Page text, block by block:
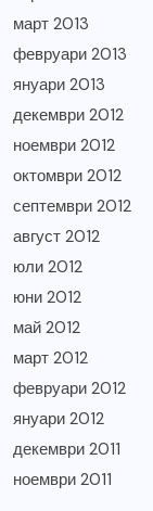
март 2013
февруари 2013
януари 2013
декември 2012
ноември 2012
октомври 2012
септември 2012
август 2012
юли 2012
юни 2012
май 2012
март 2012
февруари 2012
януари 2012
декември 2011
ноември 2011